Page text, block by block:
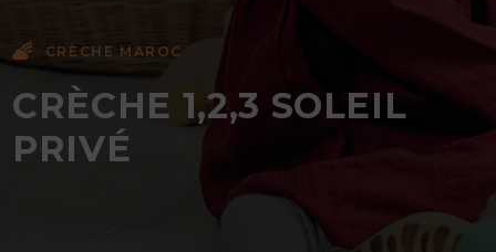
CRÈCHE MAROC
CRÈCHE 1,2,3 SOLEIL
PRIVÉ